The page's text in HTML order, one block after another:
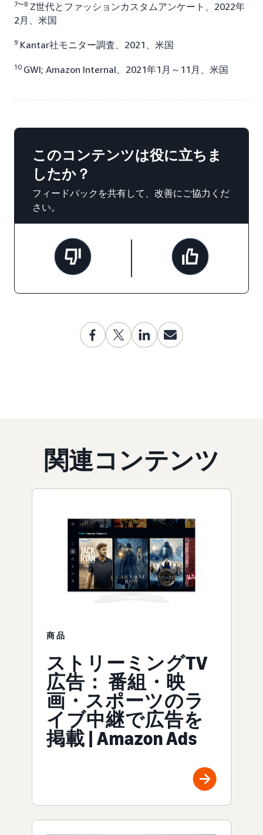
7〜8 Z世代とファッションカスタムアンケート、2022年
2月、米国
9 Kantar社モニター調査、2021、米国
10GWI; Amazon Internal、2021年1月～11月、米国
このコンテンツは役に立ちま
したか？
フィードバックを共有して、改善にご協力くだ
さい。
関連コンテンツ
商品
ストリーミングTV
広告： 番組・映
画・スポーツのラ
イブ中継で広告を
掲載 | Amazon Ads